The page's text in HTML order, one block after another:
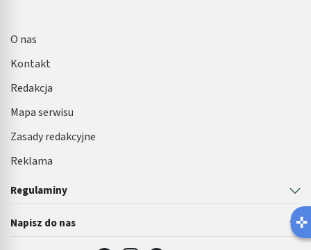
Regulaminy
Napisz do nas
O nas
Kontakt
Redakcja
Mapa serwisu
Zasady redakcyjne
Reklama